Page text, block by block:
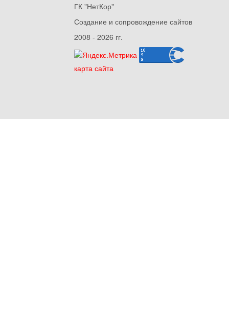
ГК "НетКор"
Создание и сопровождение сайтов
2008 - 2026 гг.
карта сайта